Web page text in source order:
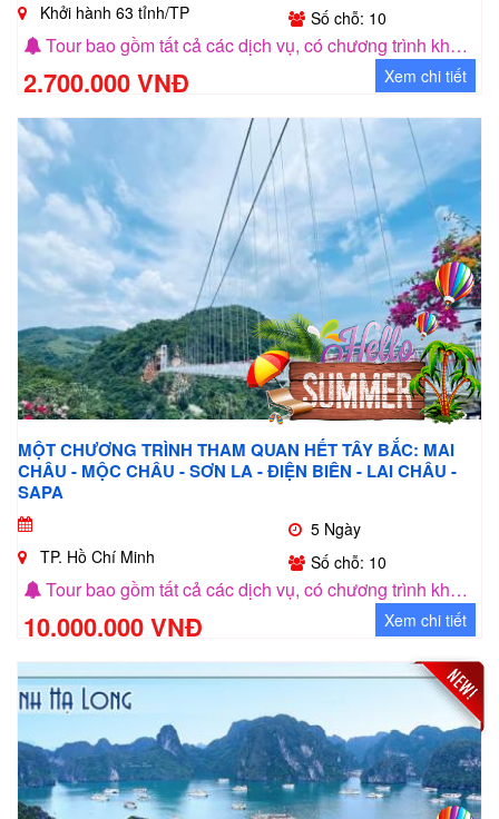
Khởi hành 63 tỉnh/TP
Số chỗ: 10
Tour bao gồm tất cả các dịch vụ, có chương trình khuyến mãi cho nhóm khách 5 người
2.700.000 VNĐ Xem chi tiết
MỘT CHƯƠNG TRÌNH THAM QUAN HẾT TÂY BẮC: MAI
CHÂU - MỘC CHÂU - SƠN LA - ĐIỆN BIÊN - LAI CHÂU -
SAPA
5 Ngày
TP. Hồ Chí Minh
Số chỗ: 10
Tour bao gồm tất cả các dịch vụ, có chương trình khuyến mãi cho nhóm khách 5 người
10.000.000 VNĐ Xem chi tiết